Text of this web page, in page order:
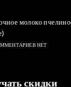
молоко
НЕТ
скидки